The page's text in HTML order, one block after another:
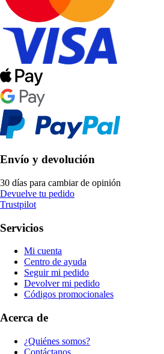
Envío y devolución
30 días para cambiar de opinión
Devuelve tu pedido
Trustpilot
Servicios
Mi cuenta
Centro de ayuda
Seguir mi pedido
Devolver mi pedido
Códigos promocionales
Acerca de
¿Quiénes somos?
Contáctanos